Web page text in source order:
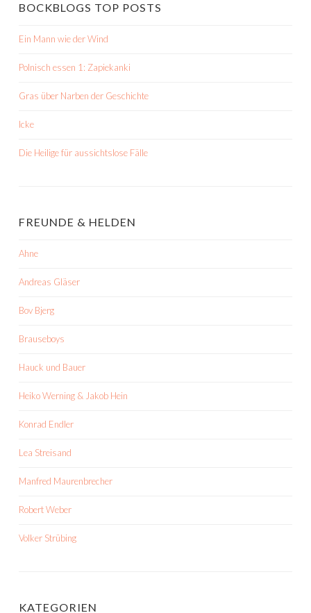
BOCKBLOGS TOP POSTS
Ein Mann wie der Wind
Polnisch essen 1: Zapiekanki
Gras über Narben der Geschichte
Icke
Die Heilige für aussichtslose Fälle
FREUNDE & HELDEN
Ahne
Andreas Gläser
Bov Bjerg
Brauseboys
Hauck und Bauer
Heiko Werning & Jakob Hein
Konrad Endler
Lea Streisand
Manfred Maurenbrecher
Robert Weber
Volker Strübing
KATEGORIEN